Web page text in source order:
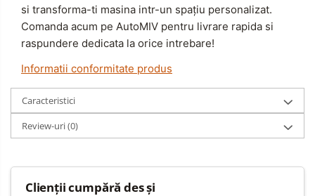
si transforma-ti masina intr-un spațiu personalizat.
Comanda acum pe AutoMIV pentru livrare rapida si
raspundere dedicata la orice intrebare!
Informatii conformitate produs
Caracteristici
Review-uri(0)
Clienții cumpără des și